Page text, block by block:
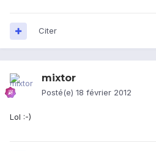
Citer
mixtor
Posté(e) 18 février 2012
Lol :-)